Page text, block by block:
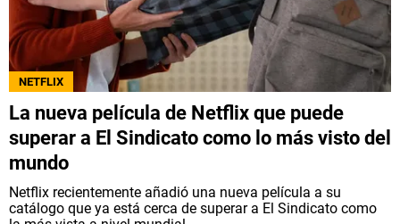
NETFLIX
La nueva película de Netflix que puede
superar a El Sindicato como lo más visto del
mundo
Netflix recientemente añadió una nueva película a su
catálogo que ya está cerca de superar a El Sindicato como